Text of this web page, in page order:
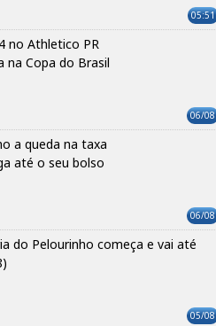
05:51
no Athletico PR
na Copa do Brasil
06/08
a queda na taxa
até o seu bolso
06/08
do Pelourinho começa e vai até
05/08